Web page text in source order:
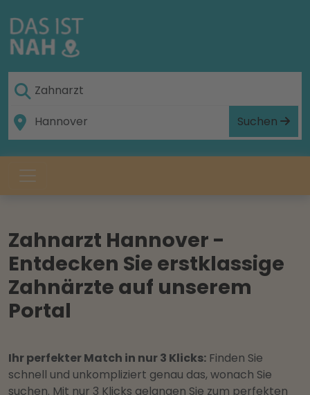
Suchen
Zahnarzt Hannover -
Entdecken Sie erstklassige
Zahnärzte auf unserem
Portal
Ihr perfekter Match in nur 3 Klicks: Finden Sie
schnell und unkompliziert genau das, wonach Sie
suchen. Mit nur 3 Klicks gelangen Sie zum perfekten